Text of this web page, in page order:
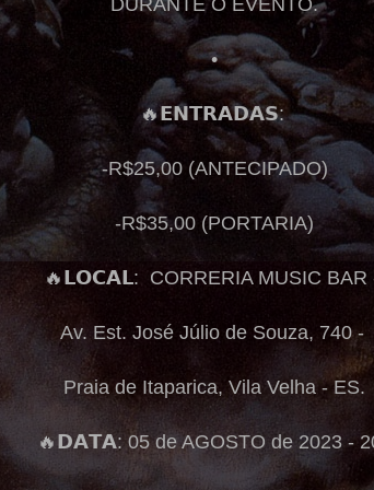
DURANTE O EVENTO.
•
🔥𝗘𝗡𝗧𝗥𝗔𝗗𝗔𝗦:
-R$25,00 (ANTECIPADO)
-R$35,00 (PORTARIA)
🔥𝗟𝗢𝗖𝗔𝗟: CORRERIA MUSIC
Av. Est. José Júlio de Souza, 740 -
Praia de Itaparica, Vila Velha - ES.
🔥𝗗𝗔𝗧𝗔: 05 de AGOSTO de 2023 -